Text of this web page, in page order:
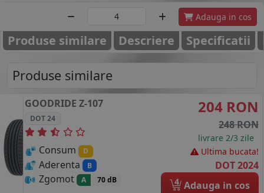
Adauga in cos
Produse similare Descriere Specificatii
Produse similare
GOODRIDE Z-107
DOT 24
Consum D
Aderenta B
Zgomot A 70 dB
204 RON
248 RON
livrare 2/3 zile
Ultima bucata!
DOT 2024
4 Adauga in cos